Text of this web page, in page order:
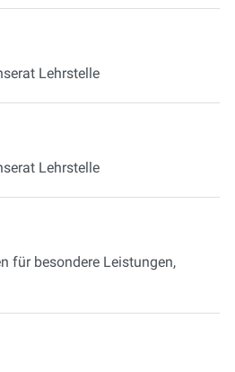
Lehrstelle
Lehrstelle
für besondere Leistungen,